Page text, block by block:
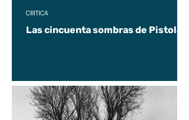
Las cincuenta sombras de Pistolas
CRÍTICA